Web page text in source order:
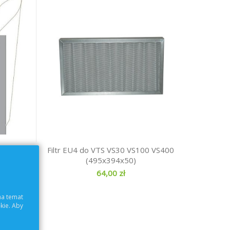
Filtr EU4 do VTS VS30 VS100 VS400
(495x394x50)
64,00 zł
temat
Aby